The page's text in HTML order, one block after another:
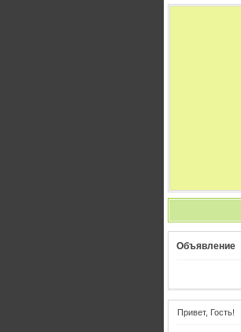
Объявление
Привет, Гость!